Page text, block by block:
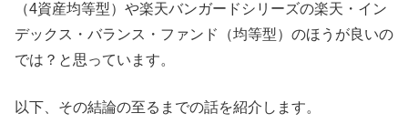
（4資産均等型）や楽天バンガードシリーズの楽天・イン
デックス・バランス・ファンド（均等型）のほうが良いの
では？と思っています。
以下、その結論の至るまでの話を紹介します。